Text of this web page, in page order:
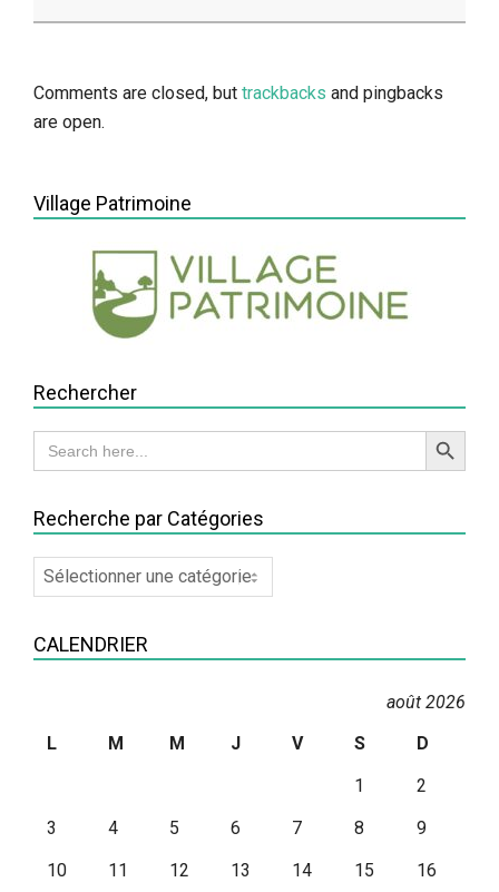
2014-
Comments are closed, but trackbacks and pingbacks
are open.
Village Patrimoine
Rechercher
Search
for:
Search Button
Recherche par Catégories
Recherche
par
CALENDRIER
août 2026
L
M M J V S
D
1
2
3
4 5 6 7 8
9
10
11 12 13 14 15 16